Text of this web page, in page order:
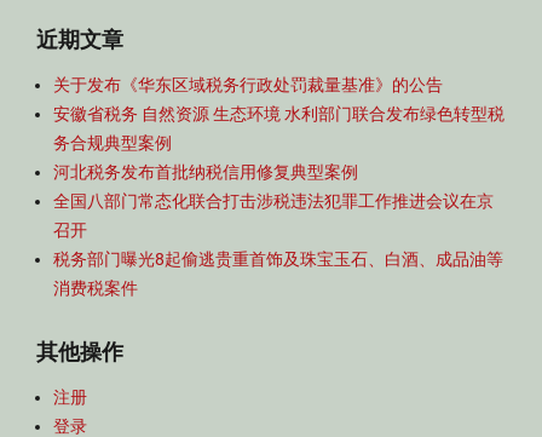
近期文章
关于发布《华东区域税务行政处罚裁量基准》的公告
安徽省税务 自然资源 生态环境 水利部门联合发布绿色转型税
务合规典型案例
河北税务发布首批纳税信用修复典型案例
全国八部门常态化联合打击涉税违法犯罪工作推进会议在京
召开
税务部门曝光8起偷逃贵重首饰及珠宝玉石、白酒、成品油等
消费税案件
其他操作
注册
登录